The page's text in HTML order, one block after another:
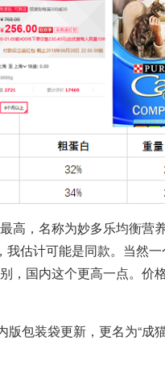
高，名称为妙多乐均衡营
我估计可能是同款。当然
，国内这个更高一点。价
版包装袋更新，更名为“成